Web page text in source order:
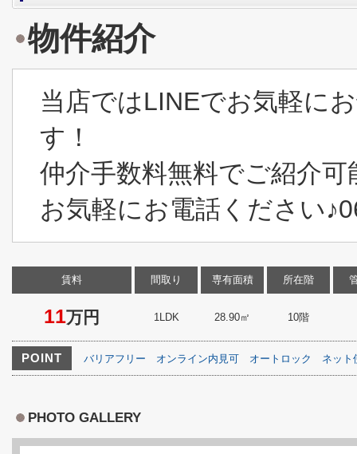
物件紹介
当店ではLINEでお気軽に
す！
仲介手数料無料でご紹介
お気軽にお電話ください
賃料
11万円
間取り
1LDK
専有面積
28.90㎡
所在階
10階
POINT バリアフリー オンライン内見可 オートロック ネット
PHOTO GALLERY